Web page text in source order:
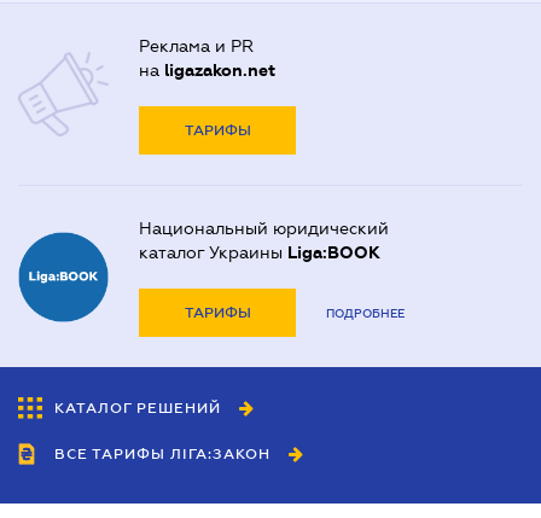
Реклама и PR
на ligazakon.net
ТАРИФЫ
Национальный юридический
каталог Украины Liga:BOOK
ТАРИФЫ ПОДРОБНЕЕ
КАТАЛОГ РЕШЕНИЙ
ВСЕ ТАРИФЫ ЛІГА:ЗАКОН